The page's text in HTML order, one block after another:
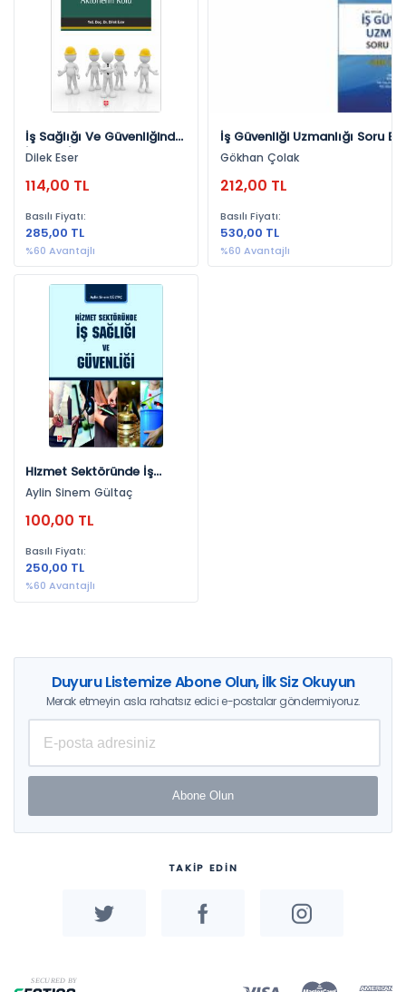
İş Sağlığı Ve Güvenliğinde
İşçi Ve İşveren Dışındaki
Dilek Eser
114,00 TL
Basılı Fiyatı:
285,00 TL
%60 Avantajlı
İş Güvenliği Uzmanlığı Soru
Gökhan Çolak
Gökhan Çolak
212,00 TL
Basılı Fiyatı:
530,00 TL
%60 Avantajlı
Hizmet Sektöründe İş
Sağlığı Ve Güvenliği
Aylin Sinem Gültaç
100,00 TL
Basılı Fiyatı:
250,00 TL
%60 Avantajlı
Duyuru Listemize Abone Olun, İlk Siz Okuyun
Merak etmeyin asla rahatsız edici e-postalar göndermiyoruz.
Abone Olun
TAKİP EDİN